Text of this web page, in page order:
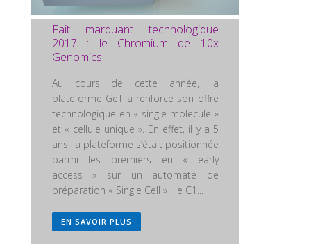
Fait marquant technologique
2017 : le Chromium de 10x
Genomics
Au cours de cette année, la
plateforme GeT a renforcé son offre
technologique en « single molecule »
et « cellule unique ». En effet, il y a 5
ans, la plateforme s’était positionnée
parmi les premiers en « early
access » sur un automate de
préparation « Single Cell » : le C1...
EN SAVOIR PLUS